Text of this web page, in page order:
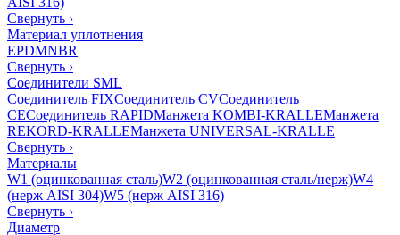
Свернуть ›
Материал уплотнения
EPDMNBR
Свернуть ›
Соединители SML
Соединитель FIXСоединитель CVСоединитель
CEСоединитель RAPIDМанжета KOMBI-KRALLEМанжета
REKORD-KRALLEМанжета UNIVERSAL-KRALLE
Свернуть ›
Материалы
W1 (оцинкованная сталь)W2 (оцинкованная сталь/нерж)W4
(нерж AISI 304)W5 (нерж AISI 316)
Свернуть ›
Диаметр